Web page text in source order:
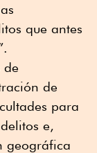
que antes
de
de
para
e,
geográfica